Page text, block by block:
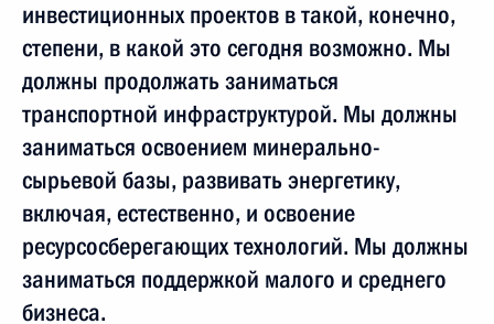
инвестиционных проектов в такой, конечно,
степени, в какой это сегодня возможно. Мы
должны продолжать заниматься
транспортной инфраструктурой. Мы должны
заниматься освоением минерально-
сырьевой базы, развивать энергетику,
включая, естественно, и освоение
ресурсосберегающих технологий. Мы должны
заниматься поддержкой малого и среднего
бизнеса.